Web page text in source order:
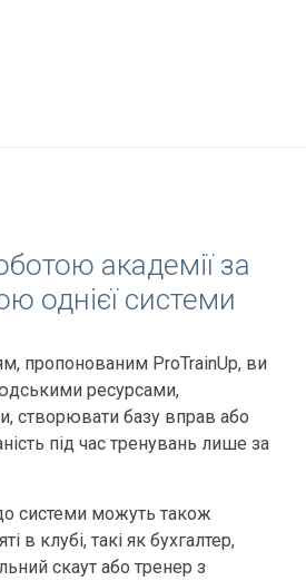
академії за
однієї системи
пропонованим ProTrainUp, ви
ресурсами,
створювати базу вправ або
під час тренувань лише за
системи можуть також
в клубі, такі як бухгалтер,
скаут або тренер з